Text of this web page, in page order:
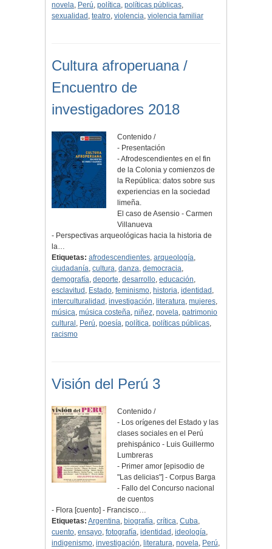
novela, Perú, política, políticas públicas,
sexualidad , teatro, violencia, violencia familiar
Cultura afroperuana /
Encuentro de
investigadores 2018
Contenido /
- Presentación
- Afrodescendientes en el fin
de la Colonia y comienzos de
la República: datos sobre sus
experiencias en la sociedad
limeña.
El caso de Asensio - Carmen
Villanueva
- Perspectivas arqueológicas hacia la historia de
la…
Etiquetas: afrodescendientes, arqueología,
ciudadanía, cultura, danza, democracia,
demografía, deporte, desarrollo, educación,
esclavitud , Estado, feminismo, historia, identidad ,
interculturalidad , investigación, literatura, mujeres,
música, música costeña, niñez, novela, patrimonio
cultural , Perú, poesía, política, políticas públicas,
racismo
Visión del Perú 3
Contenido /
- Los orígenes del Estado y las
clases sociales en el Perú
prehispánico - Luis Guillermo
Lumbreras
- Primer amor [episodio de
"Las delicias"] - Corpus Barga
- Fallo del Concurso nacional
de cuentos
- Flora [cuento] - Francisco…
Etiquetas: Argentina, biografía, crítica, Cuba,
cuento, ensayo, fotografía, identidad , ideología,
indigenismo, investigación, literatura, novela, Perú,